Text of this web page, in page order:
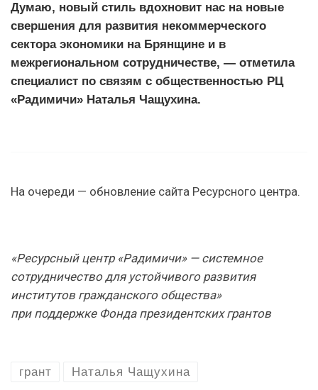
Думаю, новый стиль вдохновит нас на новые
свершения для развития некоммерческого
сектора экономики на Брянщине и в
межрегиональном сотрудничестве, — отметила
специалист по связям с общественностью РЦ
«Радимичи» Наталья Чащухина.
На очереди — обновление сайта Ресурсного центра.
«Ресурсный центр «Радимичи» — системное
сотрудничество для устойчивого развития
институтов гражданского общества»
при поддержке Фонда президентских грантов
грант Наталья Чащухина